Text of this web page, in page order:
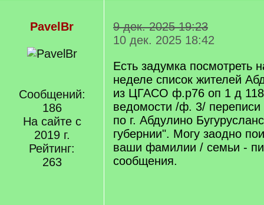
PavelBr
Сообщений:
186
На сайте с
2019 г.
Рейтинг:
263
9 дек. 2025 19:23
10 дек. 2025 18:42
Есть задумка посмотреть
неделе список жителей
из ЦГАСО ф.р76 оп 1 д
ведомости /ф. 3/ переписи
по г. Абдулино
губернии". Могу заодно
ваши фамилии / семьи -
сообщения.